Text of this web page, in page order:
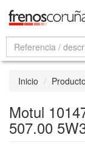
Inicio
Motul
507.00